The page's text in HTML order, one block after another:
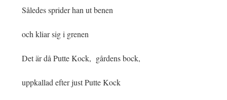
Således sprider han ut benen
och kliar sig i grenen
Det är då Putte Kock, gårdens bock,
uppkallad efter just Putte Kock